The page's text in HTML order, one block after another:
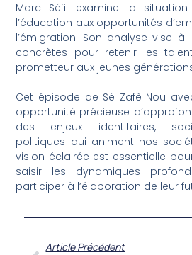
Marc Séfil examine la
l’éducation aux opportunités
l’émigration. Son analyse vise à
concrètes pour retenir les
prometteur aux jeunes
Cet épisode de Sé Zafè Nou
opportunité précieuse
des enjeux identitaires,
politiques qui animent nos
vision éclairée est essentielle
saisir les dynamiques
participer à l’élaboration de leur
Article Précédent